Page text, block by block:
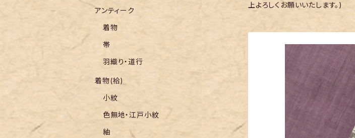
上よろしくお願いいたします。)
アンティーク
着物
帯
羽織り・道行
着物(袷)
小紋
色無地・江戸小紋
紬